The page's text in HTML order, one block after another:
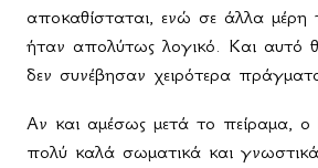
αποκαθίσταται, ενώ σε άλλα μέρη
ήταν απολύτως λογικό. Και αυτό
δεν συνέβησαν χειρότερα
Αν και αμέσως μετά το πείραμα, ο
πολύ καλά σωματικά και γνωστικά,